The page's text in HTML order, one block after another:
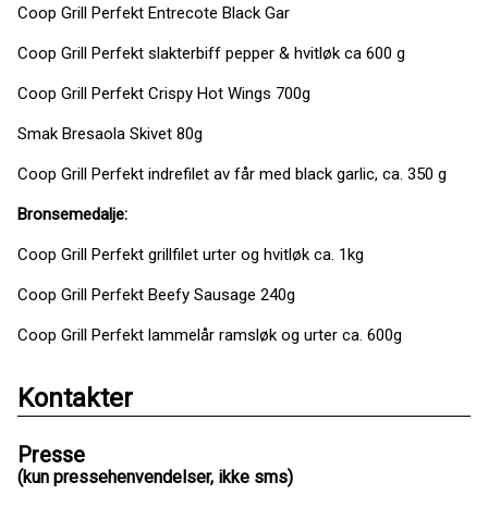
Coop Grill Perfekt Entrecote Black Gar
Coop Grill Perfekt slakterbiff pepper & hvitløk ca 600 g
Coop Grill Perfekt Crispy Hot Wings 700g
Smak Bresaola Skivet 80g
Coop Grill Perfekt indrefilet av får med black garlic, ca. 350 g
Bronsemedalje:
Coop Grill Perfekt grillfilet urter og hvitløk ca. 1kg
Coop Grill Perfekt Beefy Sausage 240g
Coop Grill Perfekt lammelår ramsløk og urter ca. 600g
Kontakter
Presse
(kun pressehenvendelser, ikke sms)